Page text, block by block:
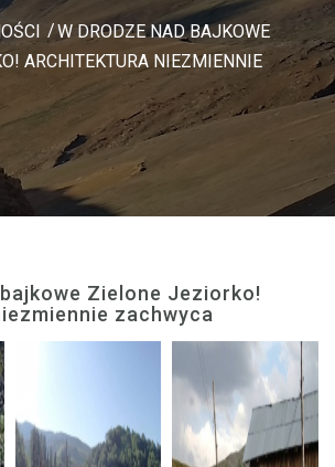
W DRODZE NAD BAJKOWE
ARCHITEKTURA NIEZMIENNIE
Zielone Jeziorko!
zachwyca